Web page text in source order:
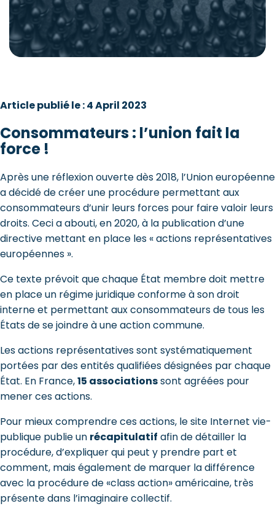
Article publié le : 4 April 2023
Consommateurs : l’union fait la
force !
Après une réflexion ouverte dès 2018, l’Union européenne
a décidé de créer une procédure permettant aux
consommateurs d’unir leurs forces pour faire valoir leurs
droits. Ceci a abouti, en 2020, à la publication d’une
directive mettant en place les « actions représentatives
européennes ».
Ce texte prévoit que chaque État membre doit mettre
en place un régime juridique conforme à son droit
interne et permettant aux consommateurs de tous les
États de se joindre à une action commune.
Les actions représentatives sont systématiquement
portées par des entités qualifiées désignées par chaque
État. En France,15 associationssont agréées pour
mener ces actions.
Pour mieux comprendre ces actions, le site Internet vie-
publique publie un récapitulatif afin de détailler la
procédure, d’expliquer qui peut y prendre part et
comment, mais également de marquer la différence
avec la procédure de «class action» américaine, très
présente dans l’imaginaire collectif.